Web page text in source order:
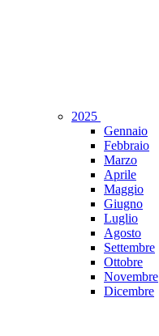
2025
Gennaio
Febbraio
Marzo
Aprile
Maggio
Giugno
Luglio
Agosto
Settembre
Ottobre
Novembre
Dicembre